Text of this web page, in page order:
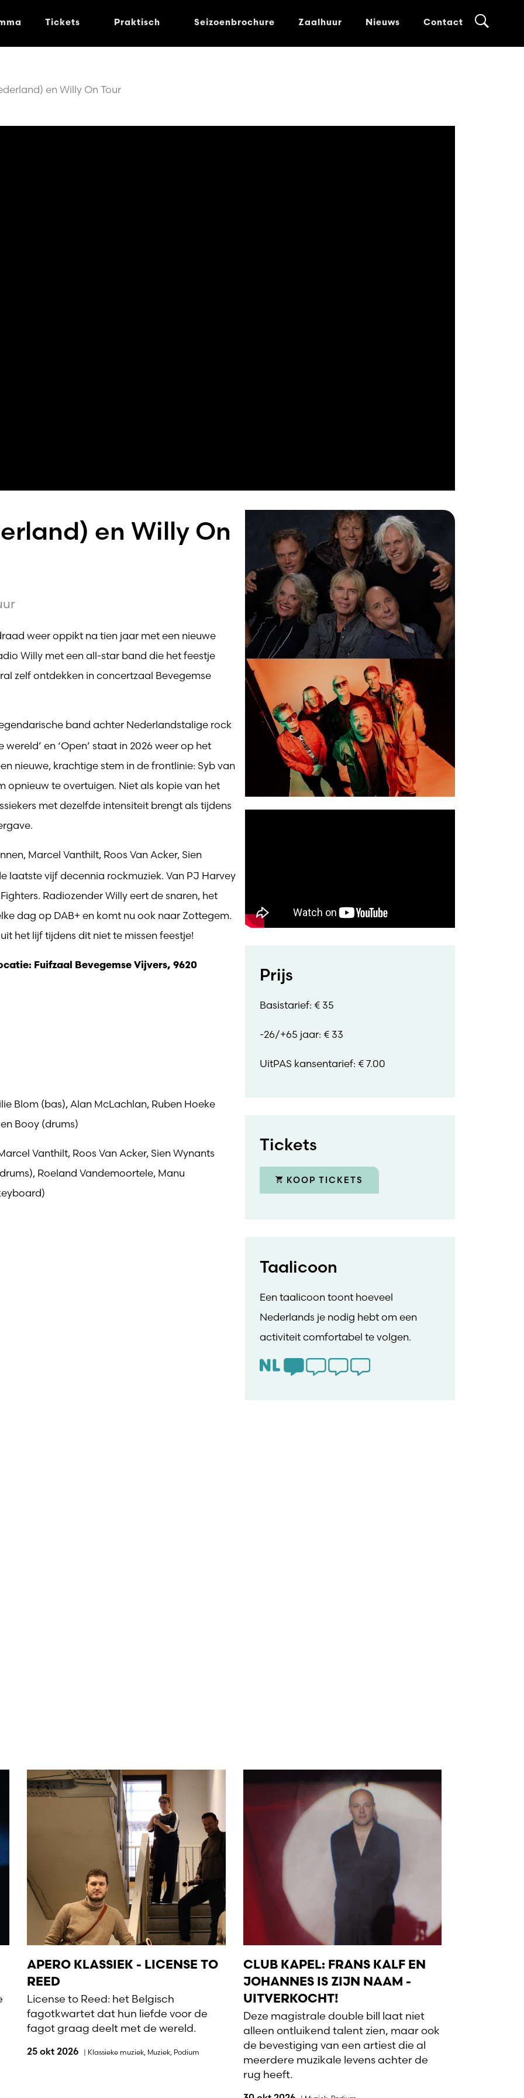
Tickets Praktisch Seizoenbrochure Zaalhuur Nieuws Contact
en Willy On Tour
en Willy On
weer oppikt na tien jaar met een nieuwe
Willy met een all-star band die het feestje
zelf ontdekken in concertzaal Bevegemse
band achter Nederlandstalige rock
wereld’ en ‘Open’ staat in 2026 weer op het
nieuwe, krachtige stem in de frontlinie: Syb van
opnieuw te overtuigen. Niet als kopie van het
met dezelfde intensiteit brengt als tijdens
Marcel Vanthilt, Roos Van Acker, Sien
laatste vijf decennia rockmuziek. Van PJ Harvey
Radiozender Willy eert de snaren, het
dag op DAB+ en komt nu ook naar Zottegem.
het lijf tijdens dit niet te missen feestje!
Fuifzaal Bevegemse Vijvers, 9620
Blom (bas), Alan McLachlan, Ruben Hoeke
Booy (drums)
Vanthilt, Roos Van Acker, Sien Wynants
Roeland Vandemoortele, Manu
Prijs
Basistarief: € 35
-26/+65 jaar: € 33
UitPAS kansentarief: € 7.00
Tickets
KOOP TICKETS
Taalicoon
Een taalicoon toont hoeveel
Nederlands je nodig hebt om een
activiteit comfortabel te volgen.
APERO KLASSIEK - LICENSE TO
REED
License to Reed: het Belgisch
fagotkwartet dat hun liefde voor de
fagot graag deelt met de wereld.
25 okt 2026 | Klassieke muziek, Muziek, Podium
CLUB KAPEL: FRANS KALF EN
JOHANNES IS ZIJN NAAM -
UITVERKOCHT!
Deze magistrale double bill laat niet
alleen ontluikend talent zien, maar ook
de bevestiging van een artiest die al
meerdere muzikale levens achter de
rug heeft.